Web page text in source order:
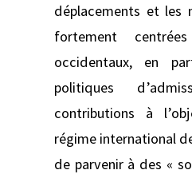
déplacements et les
fortement
occidentaux, en
politiques
contributions à
régime international
de parvenir à des «